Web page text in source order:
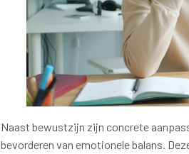
Naast bewustzijn zijn concrete
bevorderen van emotionele balans.